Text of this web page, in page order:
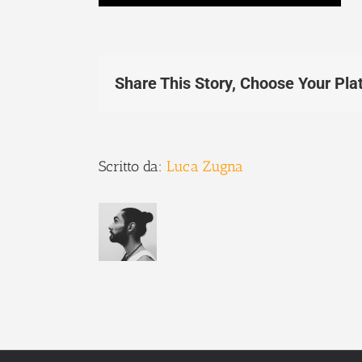
Share This Story, Choose Your
Scritto da: Luca Zugna